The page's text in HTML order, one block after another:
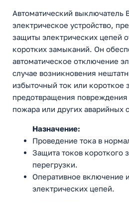
Автоматический выключатель
электрическое устройство,
защиты электрических цепей
коротких замыканий. Он
автоматическое отключение
случае возникновения
избыточный ток или короткое
предотвращения повреждения
пожара или других аварийных
Назначение:
Проведение тока в
Защита токов короткого
перегрузки.
Оперативное включение
электрических цепей.